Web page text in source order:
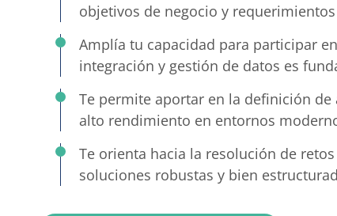
objetivos de negocio y
Amplía tu capacidad para participar
integración y gestión de datos es
Te permite aportar en la definición
alto rendimiento en entornos
Te orienta hacia la resolución de
soluciones robustas y bien